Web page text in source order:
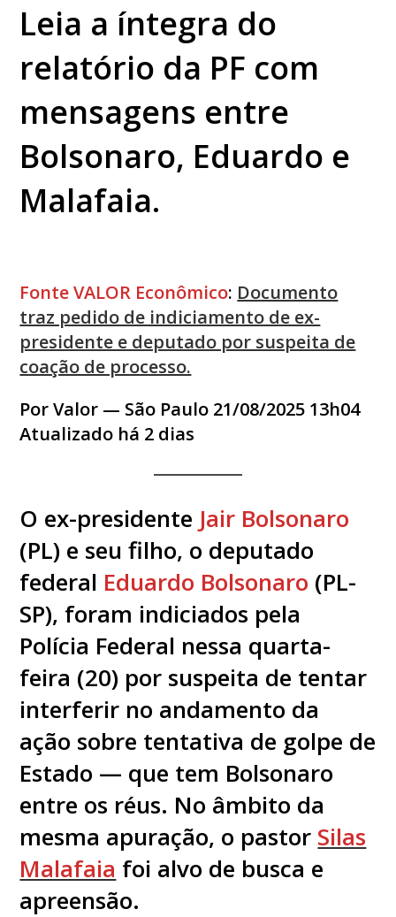
Leia a íntegra do
relatório da PF com
mensagens entre
Bolsonaro, Eduardo e
Malafaia.
Fonte VALOR Econômico: Documento
traz pedido de indiciamento de ex-
presidente e deputado por suspeita de
coação de processo.
Por Valor — São Paulo 21/08/2025 13h04
Atualizado há 2 dias
O ex-presidente Jair Bolsonaro
(PL) e seu filho, o deputado
federal Eduardo Bolsonaro (PL-
SP), foram indiciados pela
Polícia Federal nessa quarta-
feira (20) por suspeita de tentar
interferir no andamento da
ação sobre tentativa de golpe de
Estado — que tem Bolsonaro
entre os réus. No âmbito da
mesma apuração, o pastor Silas
Malafaia foi alvo de busca e
apreensão.